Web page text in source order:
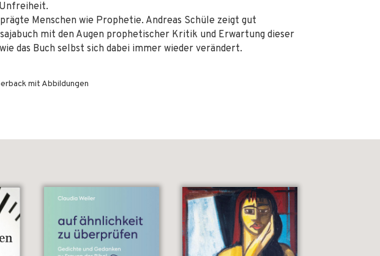
Menschen wie Prophetie. Andreas Schüle zeigt gut
mit den Augen prophetischer Kritik und Erwartung dieser
das Buch selbst sich dabei immer wieder verändert.
mit Abbildungen